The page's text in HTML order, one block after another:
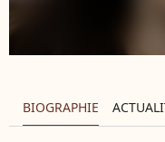
BIOGRAPHIE